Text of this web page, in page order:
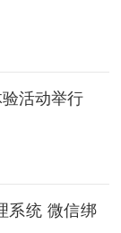
验活动举行
系统 微信绑